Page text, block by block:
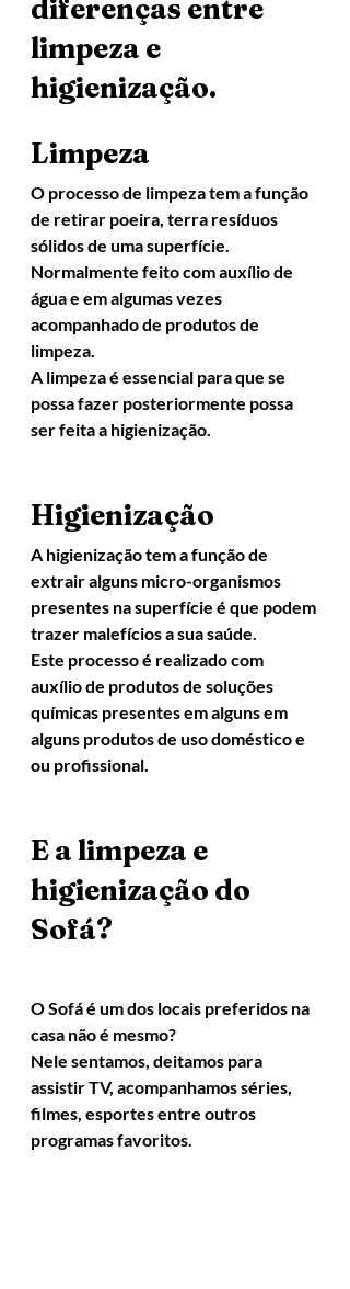
diferenças entre
limpeza e
higienização.
Limpeza
O processo de limpeza tem a função
de retirar poeira, terra resíduos
sólidos de uma superfície.
Normalmente feito com auxílio de
água e em algumas vezes
acompanhado de produtos de
limpeza.
A limpeza é essencial para que se
possa fazer posteriormente possa
ser feita a higienização.
Higienização
A higienização tem a função de
extrair alguns micro-organismos
presentes na superfície é que podem
trazer malefícios a sua saúde.
Este processo é realizado com
auxílio de produtos de soluções
químicas presentes em alguns em
alguns produtos de uso doméstico e
ou profissional.
E a limpeza e
higienização do
Sofá?
O Sofá é um dos locais preferidos na
casa não é mesmo?
Nele sentamos, deitamos para
assistir TV, acompanhamos séries,
filmes, esportes entre outros
programas favoritos.